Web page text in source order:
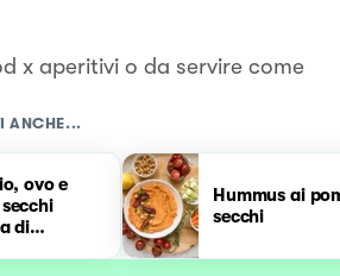
x aperitivi o da servire come
ANCHE...
ovo e
di
Hummus ai
secchi